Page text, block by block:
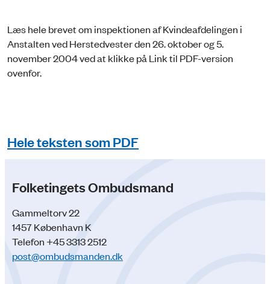
Læs hele brevet om inspektionen af Kvindeafdelingen i
Anstalten ved Herstedvester den 26. oktober og 5.
november 2004 ved at klikke på Link til PDF-version
ovenfor.
Hele teksten som PDF
Folketingets Ombudsmand
Gammeltorv 22
1457 København K
Telefon +45 3313 2512
post@ombudsmanden.dk